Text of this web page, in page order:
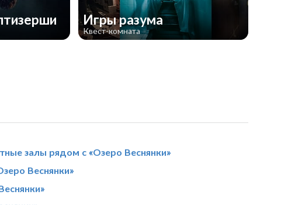
Игры разума
Квест-комната
залы рядом с «Озеро Веснянки»
Веснянки»